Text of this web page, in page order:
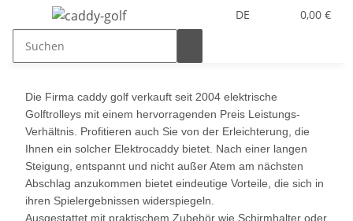
DE 0,00 €
Die Firma caddy golf verkauft seit 2004 elektrische
Golftrolleys mit einem hervorragenden Preis Leistungs-
Verhältnis. Profitieren auch Sie von der Erleichterung, die
Ihnen ein solcher Elektrocaddy bietet. Nach einer langen
Steigung, entspannt und nicht außer Atem am nächsten
Abschlag anzukommen bietet eindeutige Vorteile, die sich in
ihren Spielergebnissen widerspiegeln.
Ausgestattet mit praktischem Zubehör wie Schirmhalter oder